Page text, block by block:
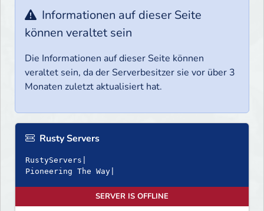
Informationen auf dieser Seite
können veraltet sein
Die Informationen auf dieser Seite können
veraltet sein, da der Serverbesitzer sie vor über 3
Monaten zuletzt aktualisiert hat.
Rusty Servers
RustyServers|
Pioneering The Way|
SERVER IS OFFLINE